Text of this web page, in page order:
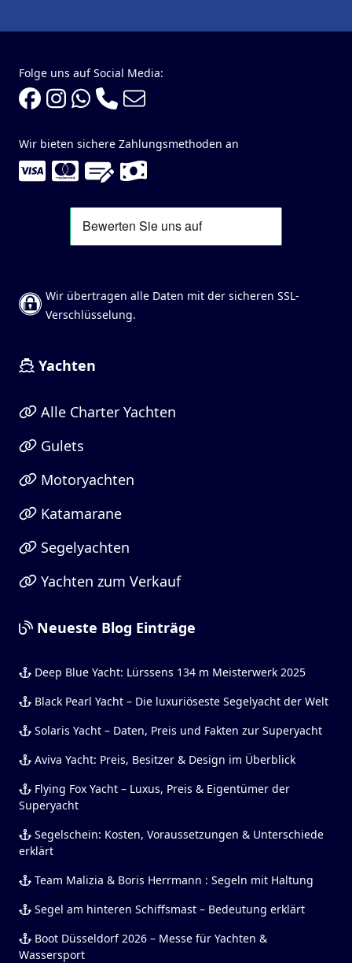
Folge uns auf Social Media:
Wir bieten sichere Zahlungsmethoden an
Wir übertragen alle Daten mit der sicheren SSL-
Verschlüsselung.
Yachten
Alle Charter Yachten
Gulets
Motoryachten
Katamarane
Segelyachten
Yachten zum Verkauf
Neueste Blog Einträge
Deep Blue Yacht: Lürssens 134 m Meisterwerk 2025
Black Pearl Yacht – Die luxuriöseste Segelyacht der Welt
Solaris Yacht – Daten, Preis und Fakten zur Superyacht
Aviva Yacht: Preis, Besitzer & Design im Überblick
Flying Fox Yacht – Luxus, Preis & Eigentümer der
Superyacht
Segelschein: Kosten, Voraussetzungen & Unterschiede
erklärt
Team Malizia & Boris Herrmann : Segeln mit Haltung
Segel am hinteren Schiffsmast – Bedeutung erklärt
Boot Düsseldorf 2026 – Messe für Yachten &
Wassersport